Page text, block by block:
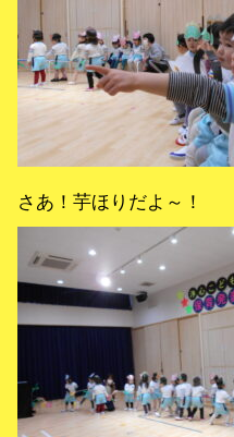
さあ！芋ほりだよ～！